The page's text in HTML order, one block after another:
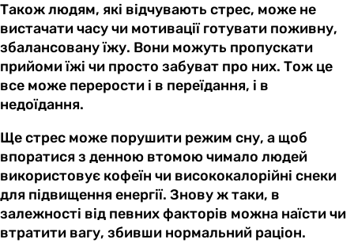
Також людям, які відчувають стрес, може не
вистачати часу чи мотивації готувати поживну,
збалансовану їжу. Вони можуть пропускати
прийоми їжі чи просто забуват про них. Тож це
все може перерости і в переїдання, і в
недоїдання.
Ще стрес може порушити режим сну, а щоб
впоратися з денною втомою чимало людей
використовує кофеїн чи висококалорійні снеки
для підвищення енергії. Знову ж таки, в
залежності від певних факторів можна наїсти чи
втратити вагу, збивши нормальний раціон.